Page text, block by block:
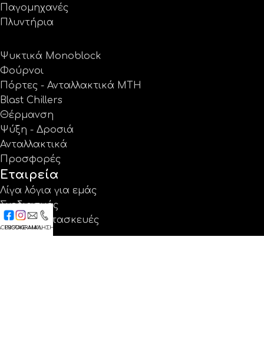
Παγομηχανές
Πλυντήρια
Ψυκτικά Monoblock
Φούρνοι
Πόρτες - Ανταλλακτικά MTH
Blast Chillers
Θέρμανση
Ψύξη - Δροσιά
Ανταλλακτικά
Προσφορές
Εταιρεία
Λίγα λόγια για εμάς
Σχεδιασμός
Ειδικές κατασκευές
INSTAGRAM
E-MAILΚΛΗΣΗ